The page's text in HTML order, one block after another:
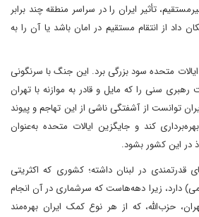
تأثیر ایران را در سراسر منطقه چند برابر
داد از انتقام مستقیم در امان باشد یا آن را به
در عراق، ایران از جنگ ۲۰۰۳ ایالات متحده سود بزرگی برد. این جنگ با سرنگونی
سنی را که مایل و قادر به موازنه با تهران
توانست از آشفتگی ناشی از این تهاجم و پیوند
کند و جایگزین ایالات متحده به‌عنوان
در این کشور بشود.
در لبنان داشته؛ کشوری که اکثریتی
دارد، زیرا دهه‌هاست که سرشماری در آن انجام
حزب‌الله، که از هر نوع کمک ایران بهره‌مند